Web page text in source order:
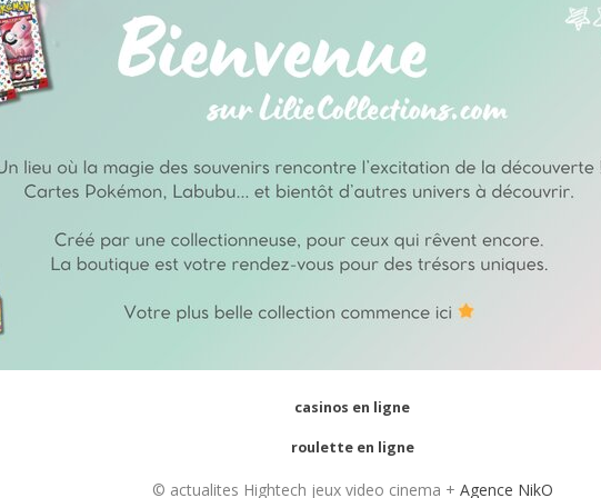
casinos en ligne
roulette en ligne
© actualites Hightech jeux video cinema + Agence NikO